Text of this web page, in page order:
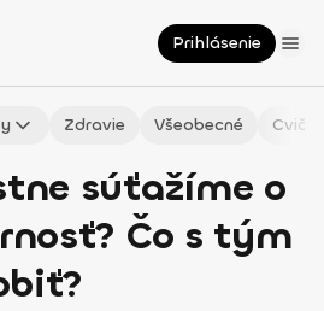
Prihlásenie
Zdravie Všeobecné
súťažíme o
Čo s tým